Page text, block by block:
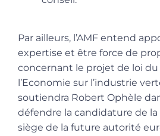
Par ailleurs, l’AMF entend
expertise et être force de
concernant le projet de loi
l’Economie sur l’industrie
soutiendra Robert Ophèle
défendre la candidature de la
siège de la future autorité